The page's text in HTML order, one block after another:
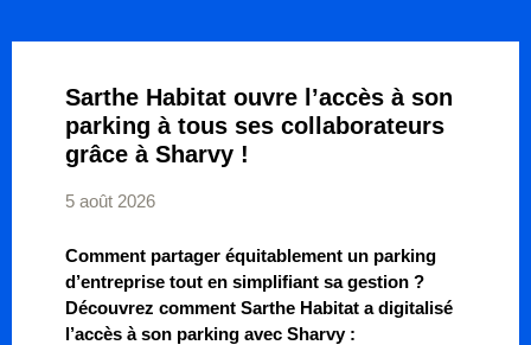
Sarthe Habitat ouvre l’accès à son
parking à tous ses collaborateurs
grâce à Sharvy !
5 août 2026
Comment partager équitablement un parking
d’entreprise tout en simplifiant sa gestion ?
Découvrez comment Sarthe Habitat a digitalisé
l’accès à son parking avec Sharvy :